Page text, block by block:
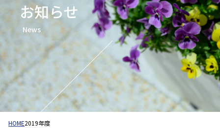
お知らせ
News
HOME2019年度